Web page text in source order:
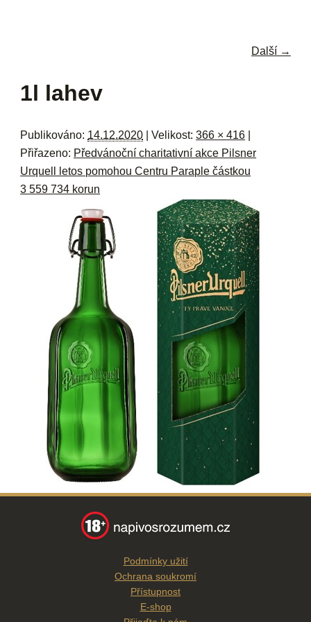
Další →
1l lahev
Publikováno: 14.12.2020 | Velikost:366 × 416
Přiřazeno: Předvánoční charitativní akce Pilsner
Urquell letos pomohou Centru Paraple částkou
3 559 734 korun
Podmínky užití
Ochrana soukromí
Přístupnost
E-shop